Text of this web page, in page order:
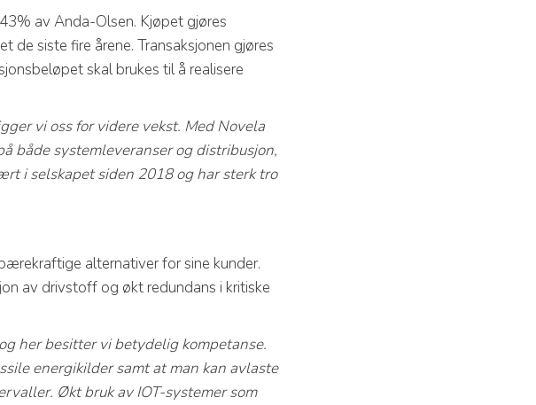
av Anda-Olsen. Kjøpet gjøres
de siste fire årene. Transaksjonen gjøres
skal brukes til å realisere
vi oss for videre vekst. Med Novela
både systemleveranser og distribusjon,
i selskapet siden 2018 og har sterk tro
alternativer for sine kunder.
av drivstoff og økt redundans i kritiske
her besitter vi betydelig kompetanse.
energikilder samt at man kan avlaste
Økt bruk av IOT-systemer som